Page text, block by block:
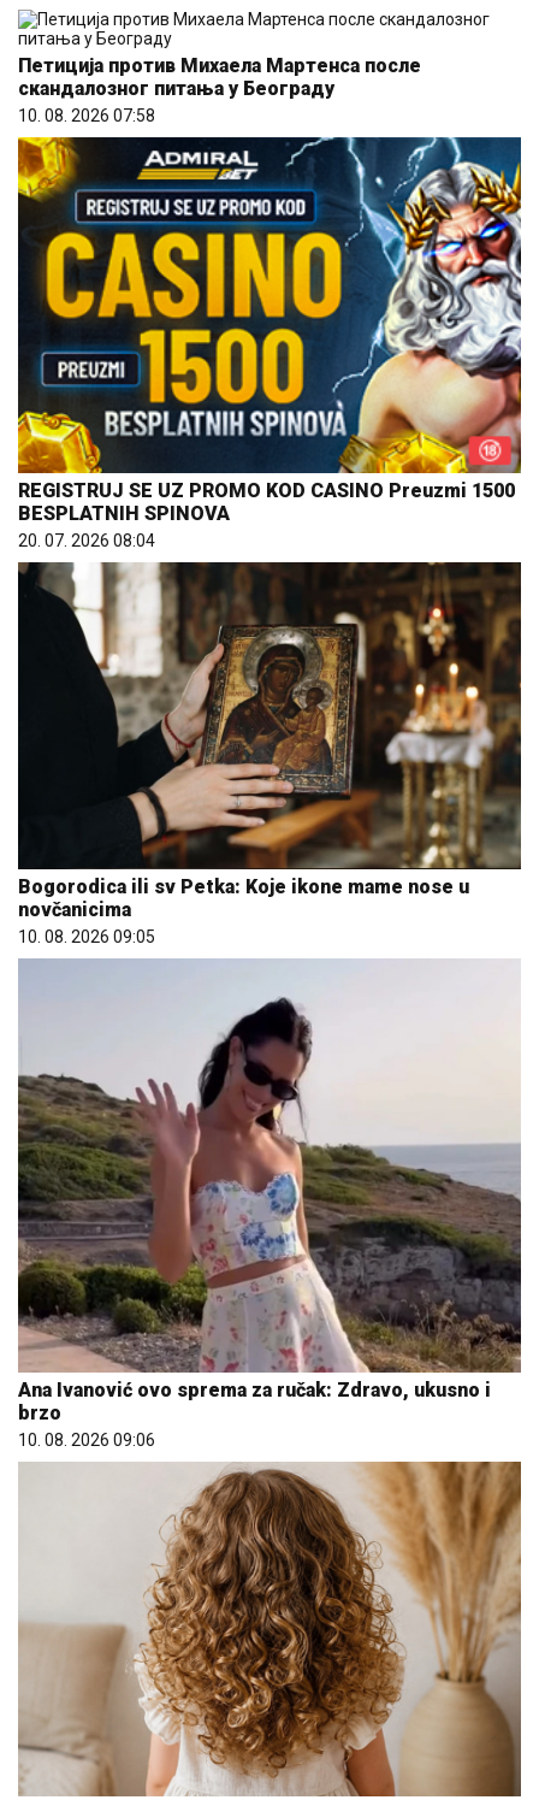
Петиција против Михаела Мартенса после
скандалозног питања у Београду
10. 08. 2026 07:58
REGISTRUJ SE UZ PROMO KOD CASINO Preuzmi 1500
BESPLATNIH SPINOVA
20. 07. 2026 08:04
Bogorodica ili sv Petka: Koje ikone mame nose u
novčanicima
10. 08. 2026 09:05
Ana Ivanović ovo sprema za ručak: Zdravo, ukusno i
brzo
10. 08. 2026 09:06